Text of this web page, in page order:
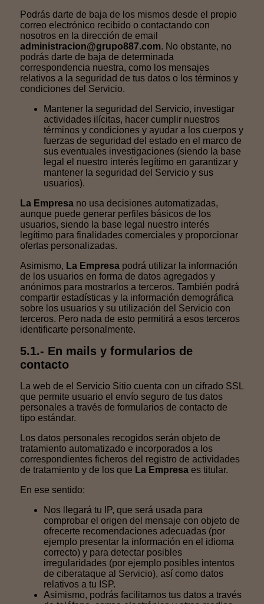
Podrás darte de baja de los mismos desde el propio
correo electrónico recibido o contactando con
nosotros en la dirección de email
administracion@grupo887.com. No obstante, no
podrás darte de baja de determinada
correspondencia nuestra, como los mensajes
relativos a la seguridad de tus datos o los términos y
condiciones del Servicio.
Mantener la seguridad del Servicio, investigar
actividades ilícitas, hacer cumplir nuestros
términos y condiciones y ayudar a los cuerpos y
fuerzas de seguridad del estado en el marco de
sus eventuales investigaciones (siendo la base
legal el nuestro interés legítimo en garantizar y
mantener la seguridad del Servicio y sus
usuarios).
La Empresa no usa decisiones automatizadas,
aunque puede generar perfiles básicos de los
usuarios, siendo la base legal nuestro interés
legítimo para finalidades comerciales y proporcionar
ofertas personalizadas.
Asimismo, La Empresa podrá utilizar la información
de los usuarios en forma de datos agregados y
anónimos para mostrarlos a terceros. También podrá
compartir estadísticas y la información demográfica
sobre los usuarios y su utilización del Servicio con
terceros. Pero nada de esto permitirá a esos terceros
identificarte personalmente.
5.1.- En mails y formularios de
contacto
La web de el Servicio Sitio cuenta con un cifrado SSL
que permite usuario el envío seguro de tus datos
personales a través de formularios de contacto de
tipo estándar.
Los datos personales recogidos serán objeto de
tratamiento automatizado e incorporados a los
correspondientes ficheros del registro de actividades
de tratamiento y de los que La Empresa es titular.
En ese sentido:
Nos llegará tu IP, que será usada para
comprobar el origen del mensaje con objeto de
ofrecerte recomendaciones adecuadas (por
ejemplo presentar la información en el idioma
correcto) y para detectar posibles
irregularidades (por ejemplo posibles intentos
de ciberataque al Servicio), así como datos
relativos a tu ISP.
Asimismo, podrás facilitarnos tus datos a través